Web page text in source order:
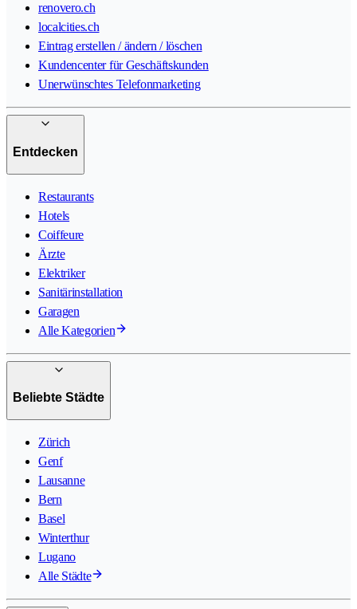
renovero.ch
localcities.ch
Eintrag erstellen / ändern / löschen
Kundencenter für Geschäftskunden
Unerwünschtes Telefonmarketing
Entdecken
Restaurants
Hotels
Coiffeure
Ärzte
Elektriker
Sanitärinstallation
Garagen
Alle Kategorien
Beliebte Städte
Zürich
Genf
Lausanne
Bern
Basel
Winterthur
Lugano
Alle Städte